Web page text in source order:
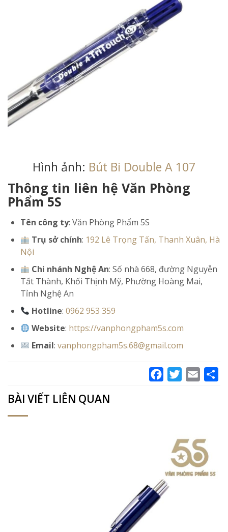
Hình ảnh: Bút Bi Double A 107
Thông tin liên hệ Văn Phòng
Phẩm 5S
Tên công ty: Văn Phòng Phẩm 5S
Trụ sở chính: 192 Lê Trọng Tấn, Thanh Xuân, Hà
Nội
Chi nhánh Nghệ An: Số nhà 668, đường Nguyễn
Tất Thành, Khối Thịnh Mỹ, Phường Hoàng Mai,
Tỉnh Nghệ An
Hotline:0962 953 359
Website: https://vanphongpham5s.com
Email:vanphongpham5s.68@gmail.com
FacebookTwitterEmail
BÀI VIẾT LIÊN QUAN